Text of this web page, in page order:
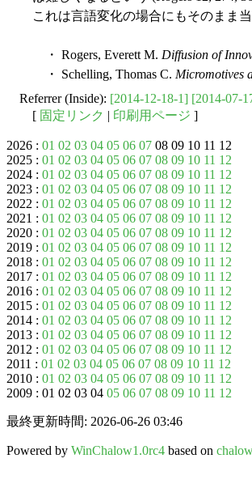
これは言語変化の場合にもそのまま
・ Rogers, Everett M. Diffusion of
・ Schelling, Thomas C. Micromotives
Referrer (Inside): [2014-12-18-1] [2014-07-
[ 固定リンク | 印刷用ページ ]
2026 : 01 02 03 04 05 06 07 08 09 10 11 12
2025 : 01 02 03 04 05 06 07 08 09 10 11 12
2024 : 01 02 03 04 05 06 07 08 09 10 11 12
2023 : 01 02 03 04 05 06 07 08 09 10 11 12
2022 : 01 02 03 04 05 06 07 08 09 10 11 12
2021 : 01 02 03 04 05 06 07 08 09 10 11 12
2020 : 01 02 03 04 05 06 07 08 09 10 11 12
2019 : 01 02 03 04 05 06 07 08 09 10 11 12
2018 : 01 02 03 04 05 06 07 08 09 10 11 12
2017 : 01 02 03 04 05 06 07 08 09 10 11 12
2016 : 01 02 03 04 05 06 07 08 09 10 11 12
2015 : 01 02 03 04 05 06 07 08 09 10 11 12
2014 : 01 02 03 04 05 06 07 08 09 10 11 12
2013 : 01 02 03 04 05 06 07 08 09 10 11 12
2012 : 01 02 03 04 05 06 07 08 09 10 11 12
2011 : 01 02 03 04 05 06 07 08 09 10 11 12
2010 : 01 02 03 04 05 06 07 08 09 10 11 12
2009 : 01 02 03 04 05 06 07 08 09 10 11 12
最終更新時間: 2026-06-26 03:46
Powered by WinChalow1.0rc4 based on